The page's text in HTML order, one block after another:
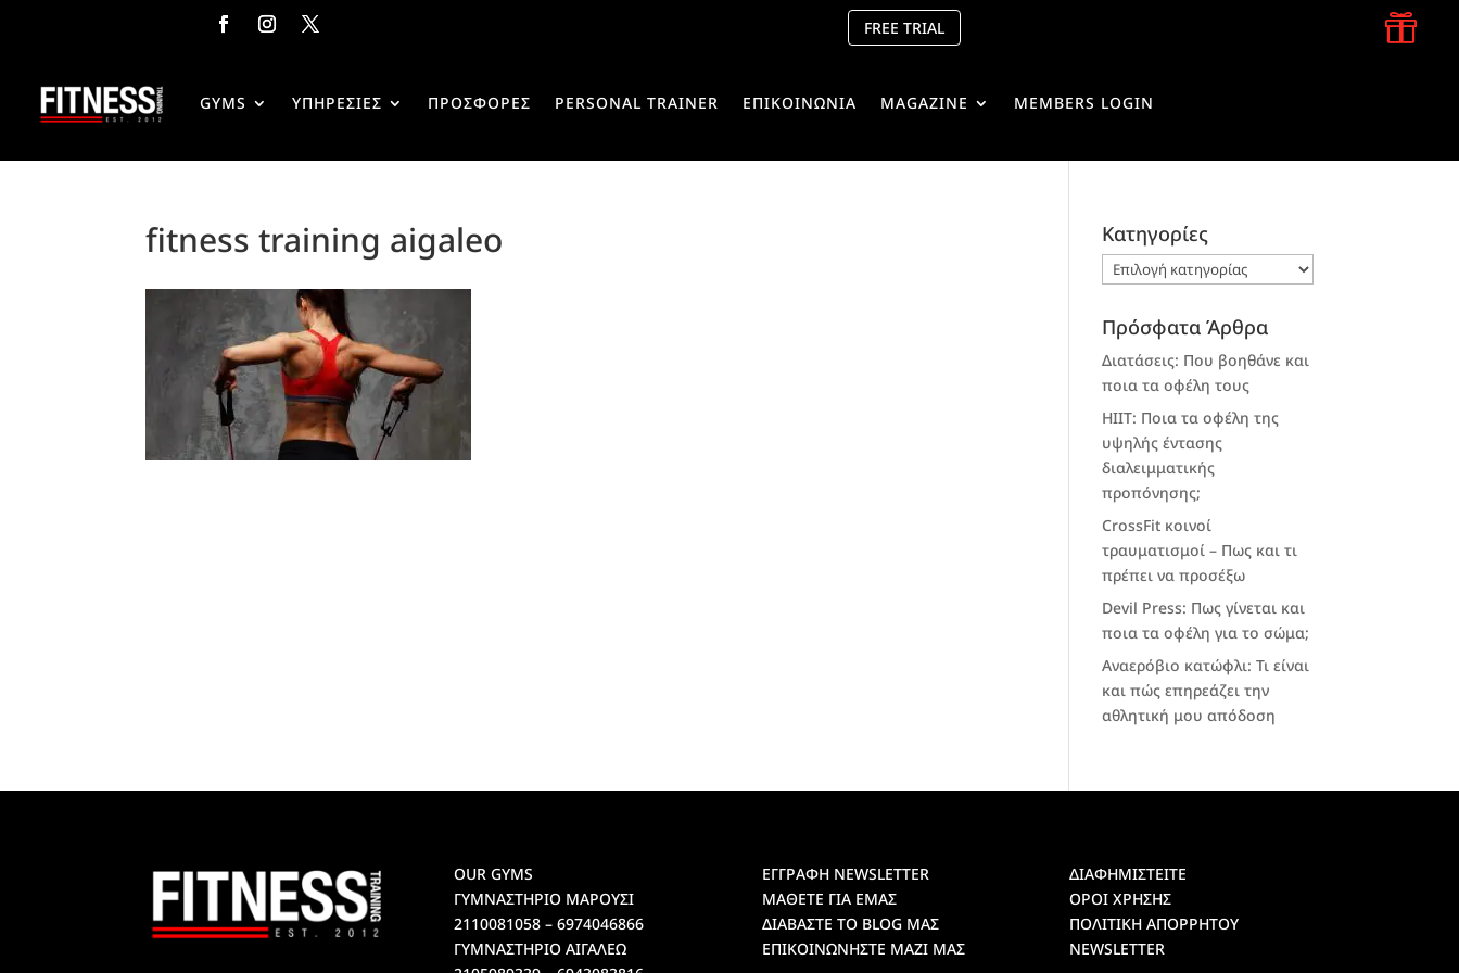
FREE TRIAL 
GYMS ΥΠΗΡΕΣΙΕΣ ΠΡΟΣΦΟΡΕΣ PERSONAL TRAINER ΕΠΙΚΟΙΝΩΝΙΑ MAGAZINE MEMBERS LOGIN
fitness training aigaleo Kατηγορίες
Kατηγορίες
Πρόσφατα Άρθρα
Διατάσεις: Που βοηθάνε και
ποια τα οφέλη τους
HIIT: Ποια τα οφέλη της
υψηλής έντασης
διαλειμματικής
προπόνησης;
CrossFit κοινοί
τραυματισμοί – Πως και τι
πρέπει να προσέξω
Devil Press: Πως γίνεται και
ποια τα οφέλη για το σώμα;
Αναερόβιο κατώφλι: Τι είναι
και πώς επηρεάζει την
αθλητική μου απόδοση
OUR GYMS
ΓΥΜΝΑΣΤΗΡΙΟ ΜΑΡΟΥΣΙ
2110081058 – 6974046866
ΓΥΜΝΑΣΤΗΡΙΟ ΑΙΓΑΛΕΩ
ΕΓΓΡΑΦΗ NEWSLETTER
ΜΑΘΕΤΕ ΓΙΑ ΕΜΑΣ
ΔΙΑΒΑΣΤΕ ΤΟ BLOG ΜΑΣ
ΕΠΙΚΟΙΝΩΝΗΣΤΕ ΜΑΖΙ ΜΑΣ
ΔΙΑΦΗΜΙΣΤΕΙΤΕ
ΟΡΟΙ ΧΡΗΣΗΣ
ΠΟΛΙΤΙΚΗ ΑΠΟΡΡΗΤΟΥ
NEWSLETTER